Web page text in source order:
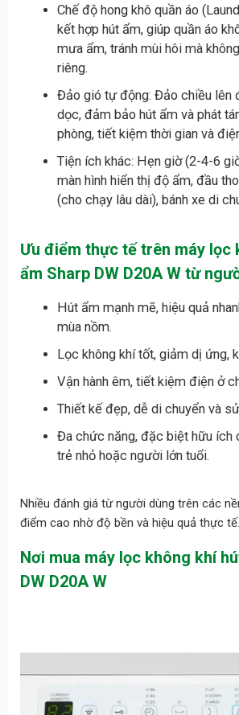
Chế độ hong khô quần áo
kết hợp hút ẩm, giúp quần áo
mưa ẩm, tránh mùi hôi mà
riêng.
Đảo gió tự động: Đảo chiều lên
dọc, đảm bảo hút ẩm và phát
phòng, tiết kiệm thời gian và
Tiện ích khác: Hẹn giờ (2-4-6
màn hình hiển thị độ ẩm, đầu
(cho chạy lâu dài), bánh xe di
Ưu điểm thực tế trên máy lọc
ẩm Sharp DW D20A W từ
Hút ẩm mạnh mẽ, hiệu quả
mùa nồm.
Lọc không khí tốt, giảm dị ứng,
Vận hành êm, tiết kiệm điện ở
Thiết kế đẹp, dễ di chuyển và
Đa chức năng, đặc biệt hữu ích
trẻ nhỏ hoặc người lớn tuổi.
Nhiều đánh giá từ người dùng trên các
điểm cao nhờ độ bền và hiệu quả thực tế.
Nơi mua máy lọc không khí
DW D20A W